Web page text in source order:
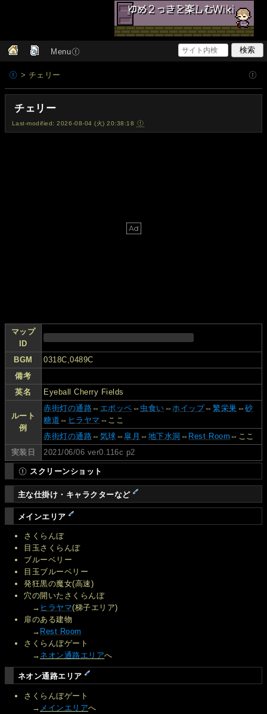
Menu
> チェリー
チェリー
Last-modified: 2026-08-04 (火) 20:38:18
マップ
ID
BGM
0318C,0489C
備考
英名
Eyeball Cherry Fields
ルート
例
赤街灯の通路 ⇔ エポッペ ⇔ 虫食い ⇔ホイップ⇔ 繁栄巣 ⇔砂
糖道 ⇔ ヒラヤマ ⇔ここ
赤街灯の通路 ⇔ 気球 ⇔皐月 ⇔ 地下水洞 ⇔ Rest Room ⇔ここ
実装日
2021/06/06 ver0.116c p2
スクリーンショット
主な仕掛け・キャラクターなど
メインエリア
さくらんぼ
目玉さくらんぼ
ブルーベリー
目玉ブルーベリー
発狂黒の魔女(高速)
穴の開いたさくらんぼ
→ ヒラヤマ(梯子エリア)
扉のある建物
→ Rest Room
さくらんぼゲート
→ ネオン通路エリアへ
ネオン通路エリア
さくらんぼゲート
→ メインエリアへ